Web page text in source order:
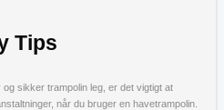
Tips
sikker trampolin leg, er det vigtigt at
når du bruger en havetrampolin.